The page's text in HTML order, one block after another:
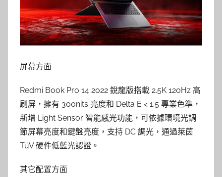
屏幕方面
Redmi Book Pro 14 2022 銳龍版搭載 2.5K 120Hz 高
刷屏，擁有 300nits 亮度和 Delta E < 1.5 專業色準，
新增 Light Sensor 智能感光功能，可依據環境光調
節屏幕亮度和鍵盤亮度，支持 DC 調光，通過萊茵
TüV 硬件低藍光認證。
其它配置方面